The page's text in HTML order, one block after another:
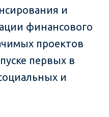
и
финансового
проектов
первых в
и